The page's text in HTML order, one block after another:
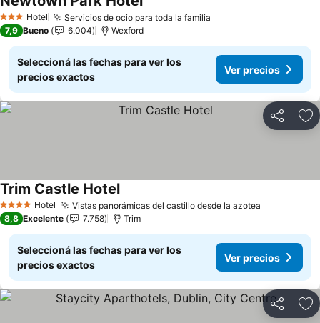
3 Estrellas
Hotel Servicios de ocio para toda la familia
Ver precios
7,9 Bueno 6.004 Wexford
Seleccioná las fechas para ver los
precios exactos
Ver precios
Compartir
4 EstrellasHotel Vistas panorámicas del castillo desde la azotea
Trim Castle HotelVer precios
8,8 Excelente 7.758 Trim
Seleccioná las fechas para ver los
precios exactos
Ver precios
Compartir